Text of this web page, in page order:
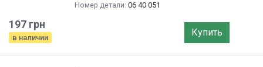
Номер детали: 06 40 051
197 грн
в наличии Купить